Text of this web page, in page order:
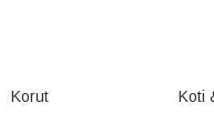
Korut Koti